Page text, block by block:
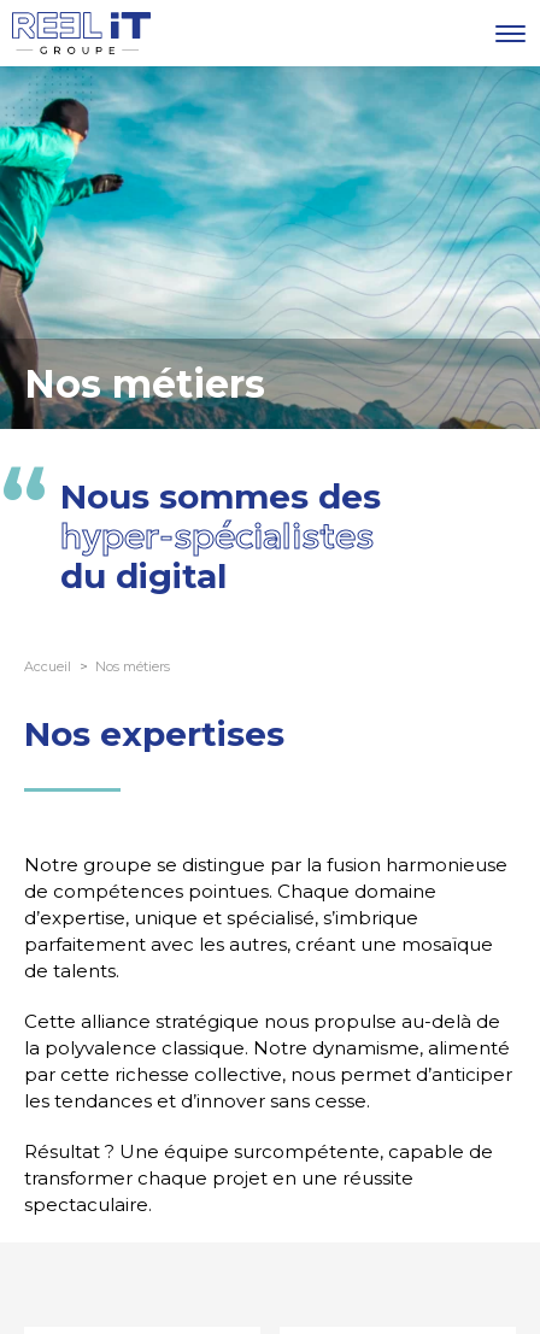
Nos métiers
Nous sommes des
hyper-spécialistes
du digital
Accueil Nos métiers
Nos expertises
Notre groupe se distingue par la fusion harmonieuse
de compétences pointues. Chaque domaine
d’expertise, unique et spécialisé, s’imbrique
parfaitement avec les autres, créant une mosaïque
de talents.
Cette alliance stratégique nous propulse au-delà de
la polyvalence classique. Notre dynamisme, alimenté
par cette richesse collective, nous permet d’anticiper
les tendances et d’innover sans cesse.
Résultat ? Une équipe surcompétente, capable de
transformer chaque projet en une réussite
spectaculaire.